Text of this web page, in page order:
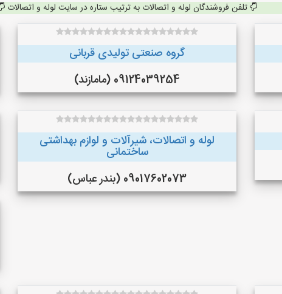
تلفن فروشندگان لوله و اتصالات به ترتیب ستاره در سایت لوله و اتصالات
گروه صنعتی تولیدی قربانی
09124039254 (مامازند)
لوله و اتصالات، شیرآلات و لوازم بهداشتی
ساختمانی
09017602073 (بندر عباس)